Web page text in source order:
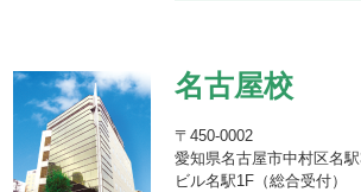
名古屋校
〒450-0002
愛知県名古屋市中村区名
ビル名駅1F（総合受付）